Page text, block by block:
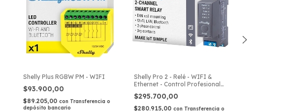
Shelly Plus RGBW PM - WIFI
$93.900,00
$89.205,00 con Transferencia o
depósito bancario
Shelly Pro 2 - Relé - WIFI &
Ethernet - Control Profesional
para Domótica
$295.700,00
$280.915,00 con Transferencia o